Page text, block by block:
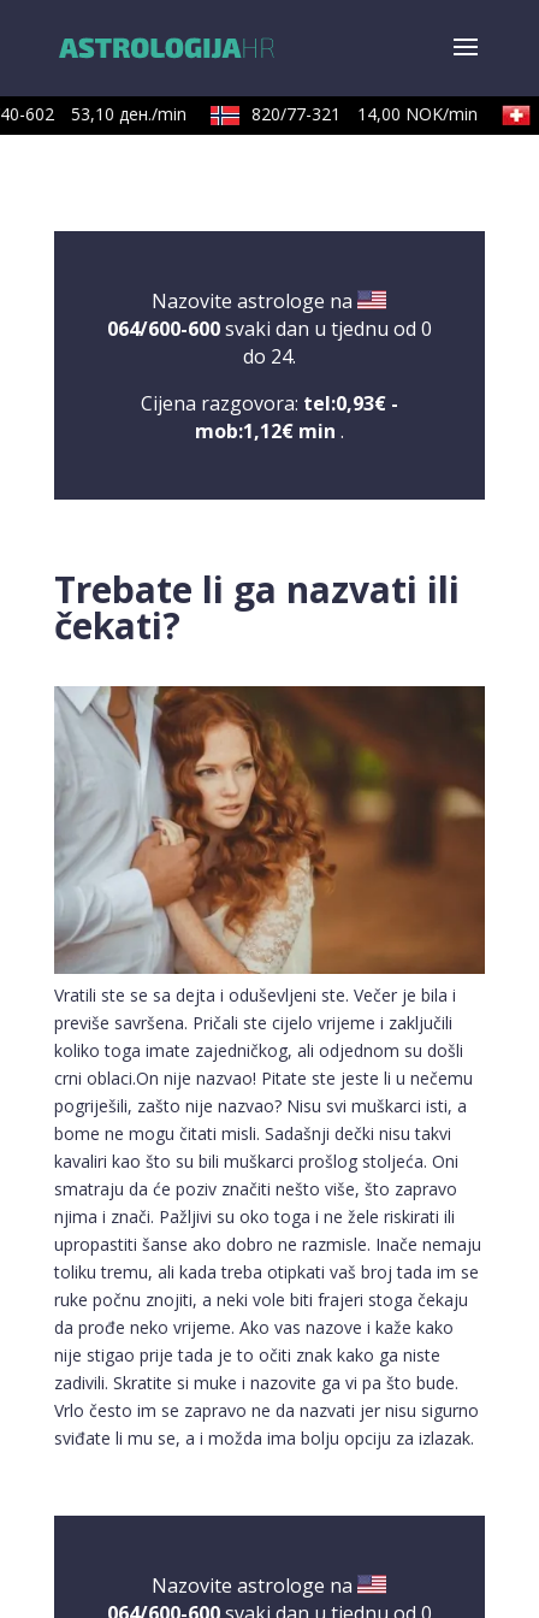
602 53,10 ден./min 820/77-321 14,00 NOK/min
Nazovite astrologe na
064/600-600svaki dan u tjednu od 0
do 24.
Cijena razgovora: tel:0,93€ -
mob:1,12€ min .
Trebate li ga nazvati ili
čekati?
Vratili ste se sa dejta i oduševljeni ste. Večer je bila i
previše savršena. Pričali ste cijelo vrijeme i zaključili
koliko toga imate zajedničkog, ali odjednom su došli
crni oblaci.On nije nazvao! Pitate ste jeste li u nečemu
pogriješili, zašto nije nazvao? Nisu svi muškarci isti, a
bome ne mogu čitati misli. Sadašnji dečki nisu takvi
kavaliri kao što su bili muškarci prošlog stoljeća. Oni
smatraju da će poziv značiti nešto više, što zapravo
njima i znači. Pažljivi su oko toga i ne žele riskirati ili
upropastiti šanse ako dobro ne razmisle. Inače nemaju
toliku tremu, ali kada treba otipkati vaš broj tada im se
ruke počnu znojiti, a neki vole biti frajeri stoga čekaju
da prođe neko vrijeme. Ako vas nazove i kaže kako
nije stigao prije tada je to očiti znak kako ga niste
zadivili. Skratite si muke i nazovite ga vi pa što bude.
Vrlo često im se zapravo ne da nazvati jer nisu sigurno
sviđate li mu se, a i možda ima bolju opciju za izlazak.
Nazovite astrologe na
NIVES/ Kod 20
TEHNIKE:astrologija, sudbinske karte, tarot
tel:0,93€ - mob:1,12€ min